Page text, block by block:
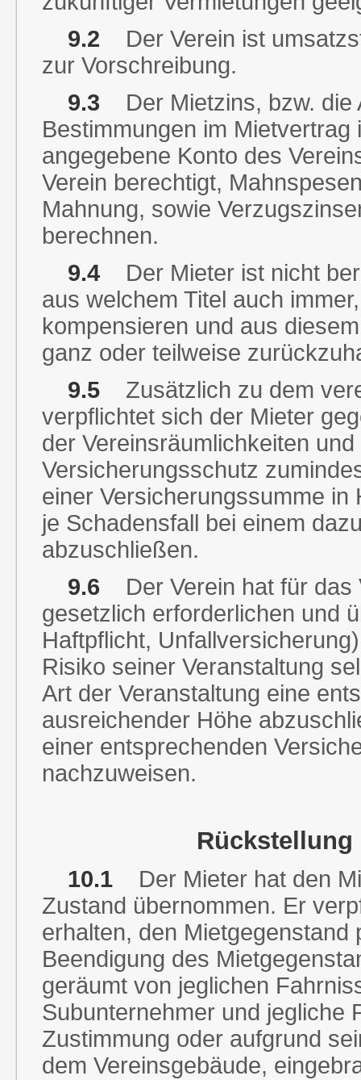
9.2 Der Verein ist
zur Vorschreibung.
9.3 Der Mietzins, bzw. die
Bestimmungen im
angegebene Konto des
Verein berechtigt,
Mahnung, sowie
berechnen.
9.4 Der Mieter ist nicht
aus welchem Titel auch
kompensieren und aus
ganz oder teilweise
9.5 Zusätzlich zu dem
verpflichtet sich der Mieter
der Vereinsräumlichkeiten
Versicherungsschutz
einer Versicherungssumme
je Schadensfall bei einem
abzuschließen.
9.6 Der Verein hat für das
gesetzlich erforderlichen und
Haftpflicht,
Risiko seiner Veranstaltung
Art der Veranstaltung eine
ausreichender Höhe
einer entsprechenden
nachzuweisen.
Rückstellung
10.1 Der Mieter hat den
Zustand übernommen. Er
erhalten, den
Beendigung des
geräumt von jeglichen
Subunternehmer und jegliche
Zustimmung oder aufgrund
dem Vereinsgebäude,